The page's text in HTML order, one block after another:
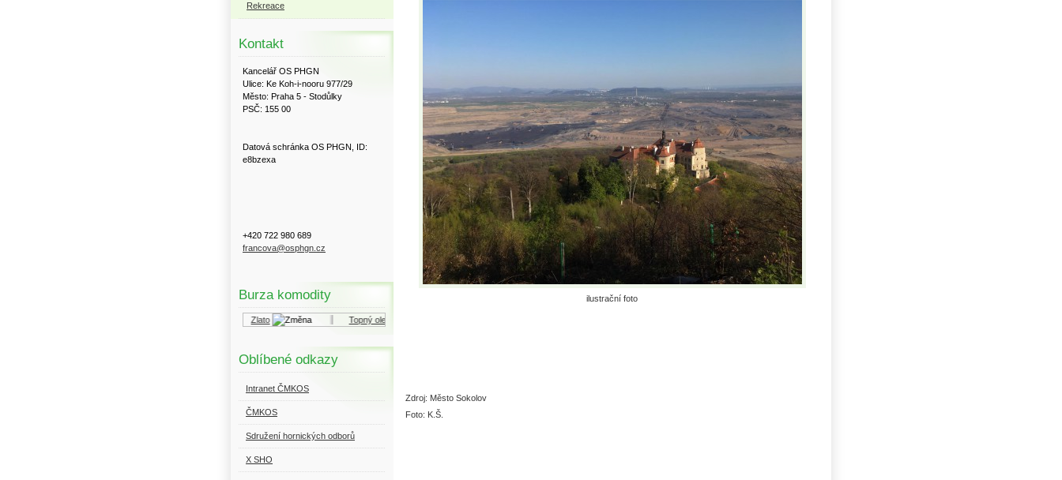
ilustrační foto
Zdroj: Město Sokolov
Foto: K.Š.
Rekreace
Kontakt
Kancelář OS PHGN
Ulice: Ke Koh-i-nooru 977/29
Město: Praha 5 - Stodůlky
PSČ: 155 00
Datová schránka OS PHGN, ID:
e8bzexa
+420 722 980 689
francova@osphgn.cz
Burza komodity
Zlato Topný olej
Oblíbené odkazy
Intranet ČMKOS
ČMKOS
Sdružení hornických odborů
X SHO